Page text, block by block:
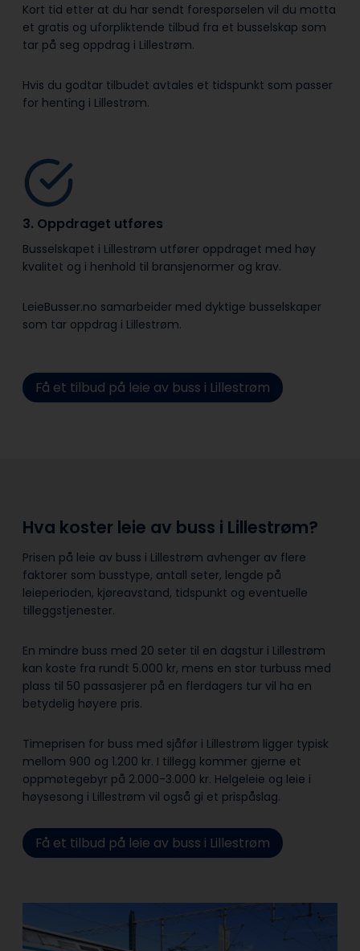
Kort tid etter at du har sendt forespørselen vil du motta
et gratis og uforpliktende tilbud fra et busselskap som
tar på seg oppdrag i Lillestrøm.
Hvis du godtar tilbudet avtales et tidspunkt som passer
for henting i Lillestrøm.
3. Oppdraget utføres
Busselskapet i Lillestrøm utfører oppdraget med høy
kvalitet og i henhold til bransje­normer og krav.
LeieBusser.no samarbeider med dyktige busselskaper
som tar oppdrag i Lillestrøm.
Få et tilbud på leie av buss i Lillestrøm
Hva koster leie av buss i Lillestrøm?
Prisen på leie av buss i Lillestrøm avhenger av flere
faktorer som busstype, antall seter, lengde på
leieperioden, kjøreavstand, tidspunkt og eventuelle
tilleggstjenester.
En mindre buss med 20 seter til en dagstur i Lillestrøm
kan koste fra rundt 5.000 kr, mens en stor turbuss med
plass til 50 passasjerer på en flerdagers tur vil ha en
betydelig høyere pris.
Timeprisen for buss med sjåfør i Lillestrøm ligger typisk
mellom 900 og 1.200 kr. I tillegg kommer gjerne et
oppmøtegebyr på 2.000-3.000 kr. Helgeleie og leie i
høysesong i Lillestrøm vil også gi et prispåslag.
Få et tilbud på leie av buss i Lillestrøm